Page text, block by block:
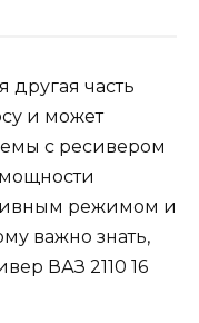
другая часть
и может
с ресивером
режимом и
важно знать,
ВАЗ 2110 16